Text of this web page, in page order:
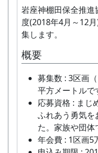
コンサート”に出演
でビオトープを作
ジェクトをしてい
里山の田園に訪れ
参加申込みについて
参加費 : 無料
申込み期日 :
mail :
休館日 : 月
の場合は翌
をご返送くださ
申込み・お問合せの
岩座神棚田保全
携帯: 999-
MAIL :
担当 : XX
岩座神棚田保全推
度(2018年4月～12
集します。
概要
募集数 : 3区画
平方メートルで
応募資格 : まじ
ふれあう勇気
た。家族や団体
年会費 : 1区画5